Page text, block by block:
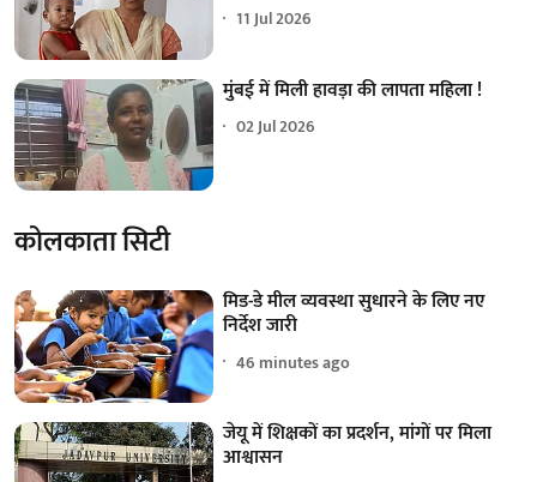
11 Jul 2026
मुंबई में मिली हावड़ा की लापता महिला !
02 Jul 2026
कोलकाता सिटी
मिड-डे मील व्यवस्था सुधारने के लिए नए
निर्देश जारी
46 minutes ago
जेयू में शिक्षकों का प्रदर्शन, मांगों पर मिला
आश्वासन